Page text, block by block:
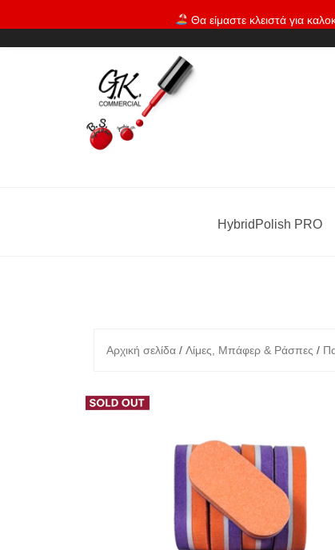
Θα είμαστε κλειστά για
HybridPolish PRO
Αρχική σελίδα / Λίμες, Μπάφερ & Ράσπες /